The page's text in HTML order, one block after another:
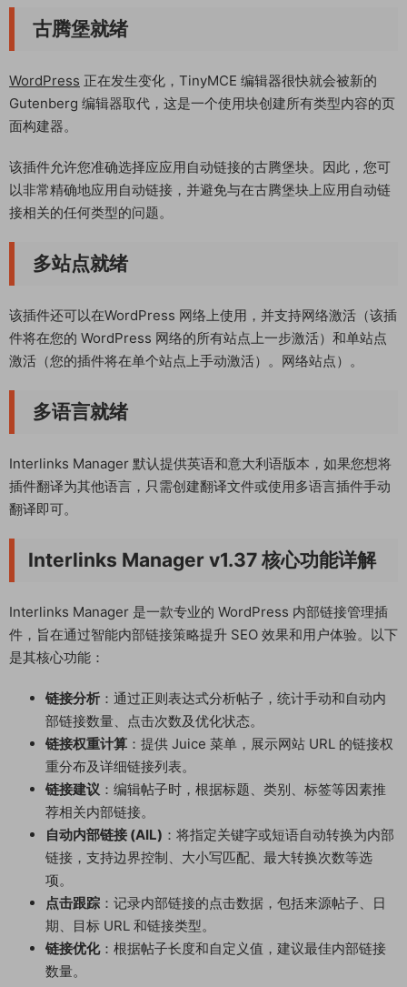
古腾堡就绪
WordPress 正在发生变化，TinyMCE 编辑器很快就会被新的
Gutenberg 编辑器取代，这是一个使用块创建所有类型内容的页
面构建器。
该插件允许您准确选择应应用自动链接的古腾堡块。因此，您可
以非常精确地应用自动链接，并避免与在古腾堡块上应用自动链
接相关的任何类型的问题。
多站点就绪
该插件还可以在WordPress 网络上使用，并支持网络激活（该插
件将在您的 WordPress 网络的所有站点上一步激活）和单站点
激活（您的插件将在单个站点上手动激活）。网络站点）。
多语言就绪
Interlinks Manager 默认提供英语和意大利语版本，如果您想将
插件翻译为其他语言，只需创建翻译文件或使用多语言插件手动
翻译即可。
Interlinks Manager v1.37 核心功能详解
Interlinks Manager 是一款专业的 WordPress 内部链接管理插
件，旨在通过智能内部链接策略提升 SEO 效果和用户体验。以下
是其核心功能：
链接分析 ：通过正则表达式分析帖子，统计手动和自动内
部链接数量、点击次数及优化状态。
链接权重计算 ：提供 Juice 菜单，展示网站 URL 的链接权
重分布及详细链接列表。
链接建议 ：编辑帖子时，根据标题、类别、标签等因素推
荐相关内部链接。
自动内部链接 (AIL) ：将指定关键字或短语自动转换为内部
链接，支持边界控制、大小写匹配、最大转换次数等选
项。
点击跟踪 ：记录内部链接的点击数据，包括来源帖子、日
期、目标 URL 和链接类型。
链接优化：根据帖子长度和自定义值，建议最佳内部链接
数量。